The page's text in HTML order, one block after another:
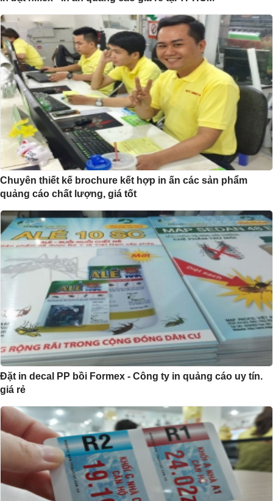
Chuyên thiết kế brochure kết hợp in ấn các sản phẩm
quảng cáo chất lượng, giá tốt
Đặt in decal PP bồi Formex - Công ty in quảng cáo uy tín.
giá rẻ